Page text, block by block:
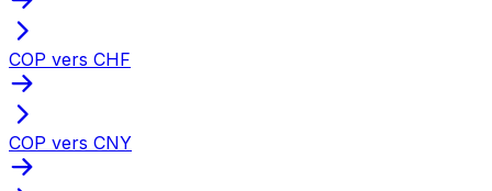
COP vers CHF
COP vers CNY